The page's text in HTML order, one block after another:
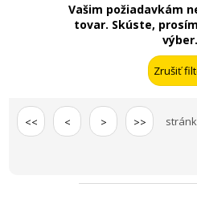
Vašim požiadavkám
tovar. Skúste,
výber.
<< < > >>